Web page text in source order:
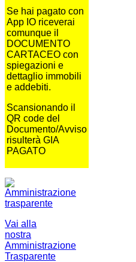
Se hai pagato con
App IO riceverai
comunque il
DOCUMENTO
CARTACEO con
spiegazioni e
dettaglio immobili
e addebiti.
Scansionando il
QR code del
Documento/Avviso
risulterà GIA
PAGATO
Vai alla
nostra
Amministrazione
Trasparente